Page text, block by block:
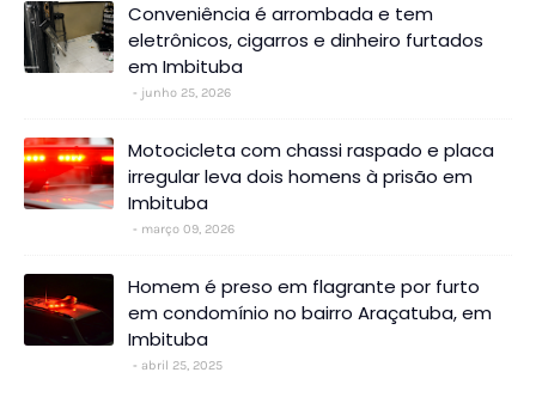
Conveniência é arrombada e tem
eletrônicos, cigarros e dinheiro furtados
em Imbituba
junho 25, 2026
Motocicleta com chassi raspado e placa
irregular leva dois homens à prisão em
Imbituba
março 09, 2026
Homem é preso em flagrante por furto
em condomínio no bairro Araçatuba, em
Imbituba
abril 25, 2025